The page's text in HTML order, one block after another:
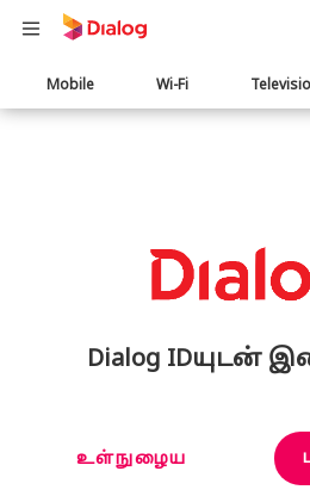
Main
navigation
Mobile Wi-Fi
Dialog IDயுடன்
உள்நுழைய